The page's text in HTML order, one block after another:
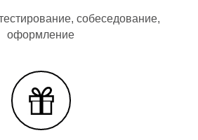
собеседование,
оформление